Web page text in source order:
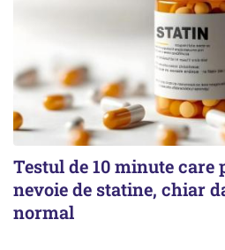
Testul de 10 minute care
nevoie de statine, chiar
normal